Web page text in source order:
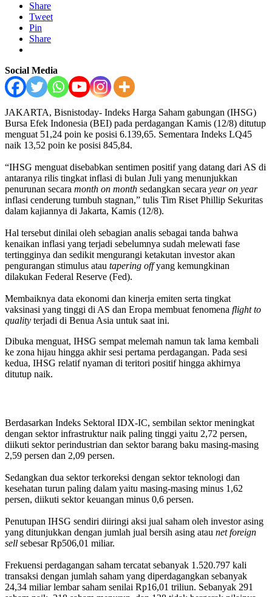
Share
Tweet
Pin
Share
Social Media
JAKARTA, Bisnistoday- Indeks Harga Saham gabungan (IHSG)
Bursa Efek Indonesia (BEI) pada perdagangan Kamis (12/8) ditutup
menguat 51,24 poin ke posisi 6.139,65. Sementara Indeks LQ45
naik 13,52 poin ke posisi 845,84.
“IHSG menguat disebabkan sentimen positif yang datang dari AS di
antaranya rilis tingkat inflasi di bulan Juli yang menunjukkan
penurunan secara month on month sedangkan secara year on year
inflasi cenderung tumbuh stagnan,” tulis Tim Riset Phillip Sekuritas
dalam kajiannya di Jakarta, Kamis (12/8).
Hal tersebut dinilai oleh sebagian analis sebagai tanda bahwa
kenaikan inflasi yang terjadi sebelumnya sudah melewati fase
tertingginya dan sedikit mengurangi ketakutan investor akan
pengurangan stimulus atau tapering offyang kemungkinan
dilakukan Federal Reserve (Fed).
Membaiknya data ekonomi dan kinerja emiten serta tingkat
vaksinasi yang tinggi di AS dan Eropa membuat fenomena flight to
quality terjadi di Benua Asia untuk saat ini.
Dibuka menguat, IHSG sempat melemah namun tak lama kembali
ke zona hijau hingga akhir sesi pertama perdagangan. Pada sesi
kedua, IHSG relatif nyaman di teritori positif hingga akhirnya
ditutup naik.
Berdasarkan Indeks Sektoral IDX-IC, sembilan sektor meningkat
dengan sektor infrastruktur naik paling tinggi yaitu 2,72 persen,
diikuti sektor perindustrian dan sektor barang baku masing-masing
2,59 persen dan 2,09 persen.
Sedangkan dua sektor terkoreksi dengan sektor teknologi dan
kesehatan turun paling dalam yaitu masing-masing minus 1,62
persen, diikuti sektor keuangan minus 0,6 persen.
Penutupan IHSG sendiri diiringi aksi jual saham oleh investor asing
yang ditunjukkan dengan jumlah jual bersih asing atau net foreign
sell sebesar Rp506,01 miliar.
Frekuensi perdagangan saham tercatat sebanyak 1.520.797 kali
transaksi dengan jumlah saham yang diperdagangkan sebanyak
24,34 miliar lembar saham senilai Rp16,01 triliun. Sebanyak 291